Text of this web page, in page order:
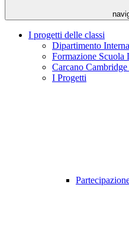
I progetti delle classi
Dipartimento
Formazione
Carcano
I Progetti